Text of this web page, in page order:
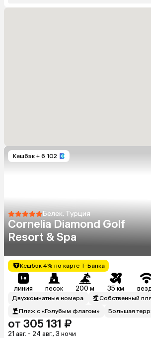
Кешбэк + 6 102
Белек, Турция
Cornelia Diamond Golf
Resort & Spa
Кешбэк 4% по карте Т-Банка
линия песок 200 м 35 км
Двухкомнатные номера
Собственный
Пляж с «Голубым флагом»
Большая
от 305 131 ₽
21 авг. - 24 авг., 3 ночи